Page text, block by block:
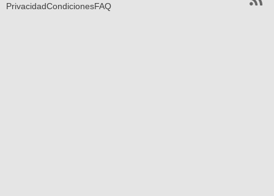
PrivacidadCondicionesFAQ